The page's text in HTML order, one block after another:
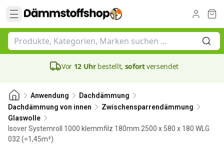
Vor 12 Uhrbestellt, sofortversendet
Anwendung
Dachdämmung
Dachdämmung von innen
Zwischensparrendämmung
Glaswolle
Isover Systemroll 1000 klemmfilz 180mm 2500 x 580 x 180 WLG
032 (=1,45m²)